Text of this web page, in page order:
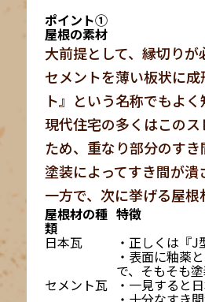
ポイント①
屋根の素材
大前提として、縁切りが
セメントを薄い板状に
ト』という名称でもよく
現代住宅の多くはこの
ため、重なり部分のすき
塗装によってすき間が潰
一方で、次に挙げる屋根
屋根材の種
類
特徴
日本瓦
・正しくは『J
・表面に釉薬
で、そもそも
セメント瓦 ・一見すると